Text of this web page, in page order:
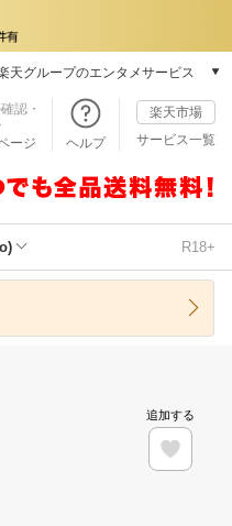
天グループのエンタメサービス
本/ゲーム/CD/DVD
楽天ブックス
楽天Kobo
楽天ミュージック
楽天TV
認・
ージ
ヘルプ
楽天市場
サービス一覧
R18+
追加する